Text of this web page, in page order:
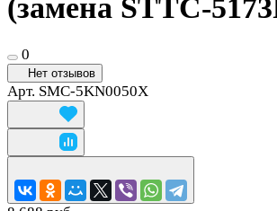
(замена STTC-
0
Нет отзывов
Арт. SMC-5KN0050X